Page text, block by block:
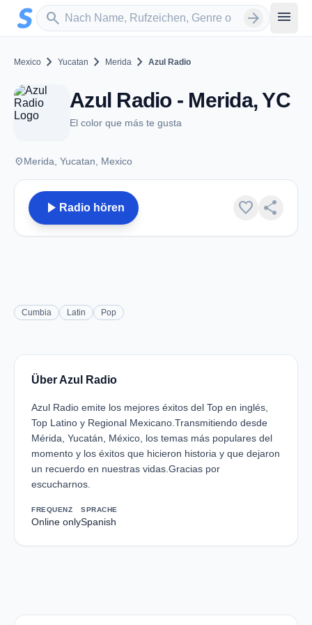
Zum Hauptinhalt springen
search
Sender suchen arrow_forward menu
Mexico chevron_right Yucatan chevron_right Merida chevron_right Azul Radio
Azul Radio - Merida, YC
El color que más te gusta
placeMerida, Yucatan, Mexico
play_arrow Radio hören favorite share
Cumbia Latin Pop
Über Azul Radio
Azul Radio emite los mejores éxitos del Top en inglés,
Top Latino y Regional Mexicano.Transmitiendo desde
Mérida, Yucatán, México, los temas más populares del
momento y los éxitos que hicieron historia y que dejaron
un recuerdo en nuestras vidas.Gracias por
escucharnos.
FREQUENZ
Online only
SPRACHE
Spanish